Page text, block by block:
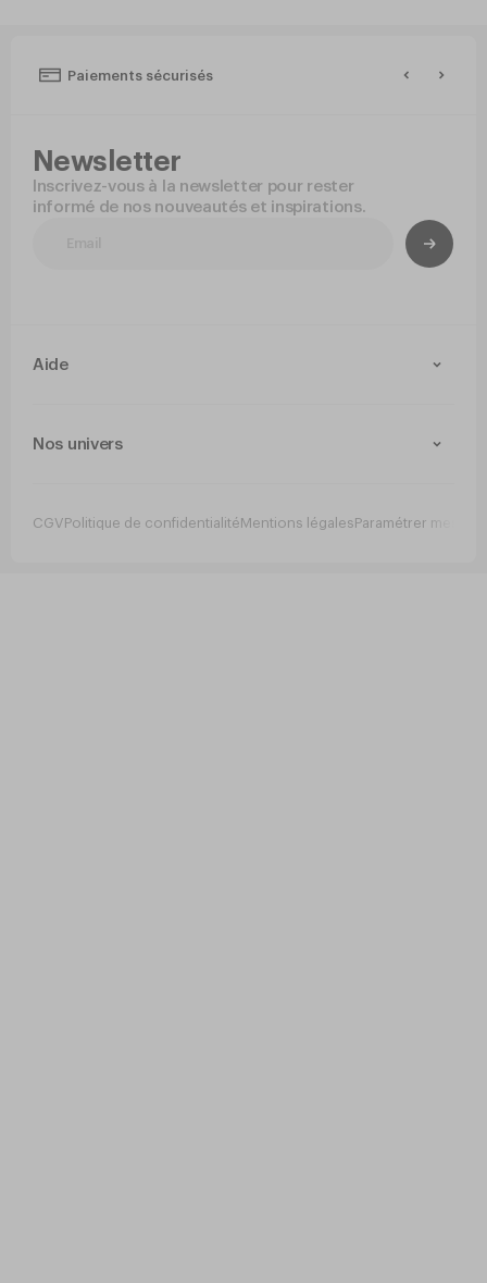
Paiements sécurisés
Newsletter
Inscrivez-vous à la newsletter pour rester
informé de nos nouveautés et inspirations.
Aide
Livraison et retours
Nos univers
Cuisine
CGVPolitique de confidentialitéMentions légalesParamétrer mes